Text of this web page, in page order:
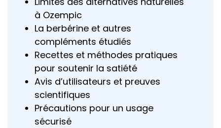
à Ozempic
La berbérine et autres
compléments étudiés
Recettes et méthodes pratiques
pour soutenir la satiété
Avis d’utilisateurs et preuves
scientifiques
Précautions pour un usage
sécurisé